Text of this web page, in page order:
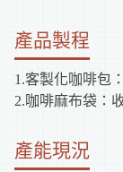
產品製程
1.客製化咖啡包
2.咖啡麻布袋
產能現況